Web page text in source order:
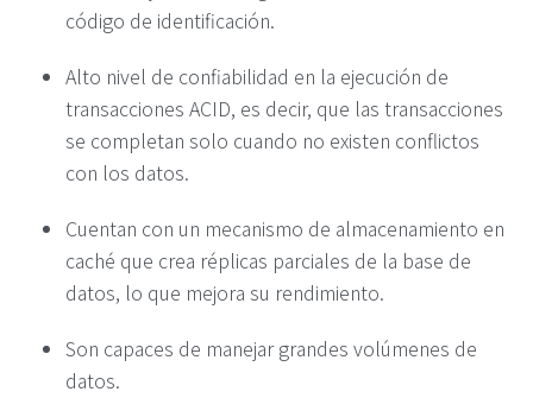
código de identificación.
Alto nivel de confiabilidad en la ejecución de
transacciones ACID, es decir, que las transacciones
se completan solo cuando no existen conflictos
con los datos.
Cuentan con un mecanismo de almacenamiento en
caché que crea réplicas parciales de la base de
datos, lo que mejora su rendimiento.
Son capaces de manejar grandes volúmenes de
datos.